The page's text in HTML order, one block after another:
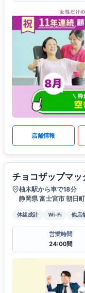
店舗情報
チョコザップマ
柚木駅から車で18分
静岡県 富士宮市 朝日
体組成計 Wi-Fi 他店
営業時間
24:00間